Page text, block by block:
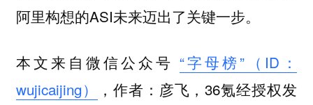
阿里构想的ASI未来迈出了关键一步。
本文来自微信公众号 “字母榜”（ID：
wujicaijing）
，作者：彦飞，36氪经授权发